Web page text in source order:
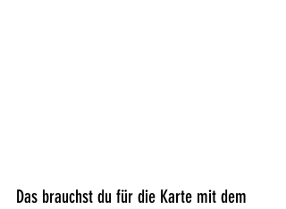
Das brauchst du für die Karte mit dem